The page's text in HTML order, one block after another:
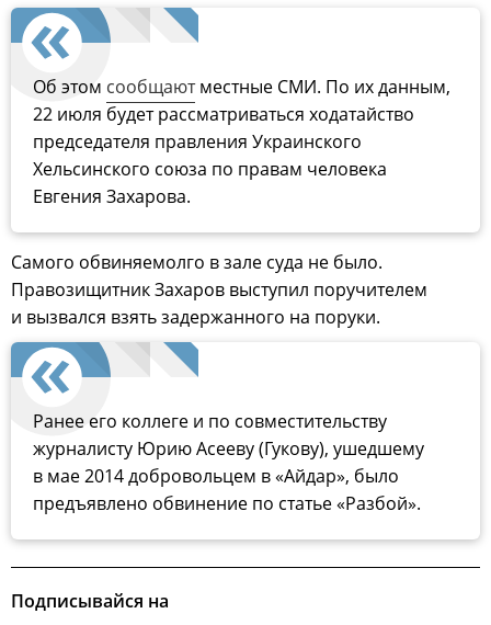
Об этом сообщаютместные СМИ. По их данным,
22 июля будет рассматриваться ходатайство
председателя правления Украинского
Хельсинского союза по правам человека
Евгения Захарова.
Самого обвиняемолго в зале суда не было.
Правозищитник Захаров выступил поручителем
и вызвался взять задержанного на поруки.
Ранее его коллеге и по совместительству
журналисту Юрию Асееву (Гукову), ушедшему
в мае 2014 добровольцем в «Айдар», было
предъявлено обвинение по статье «Разбой».
Подписывайся на